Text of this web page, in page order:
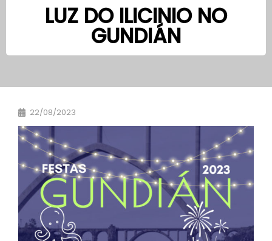
LUZ DO ILICINIO NO
GUNDIÁN
22/08/2023